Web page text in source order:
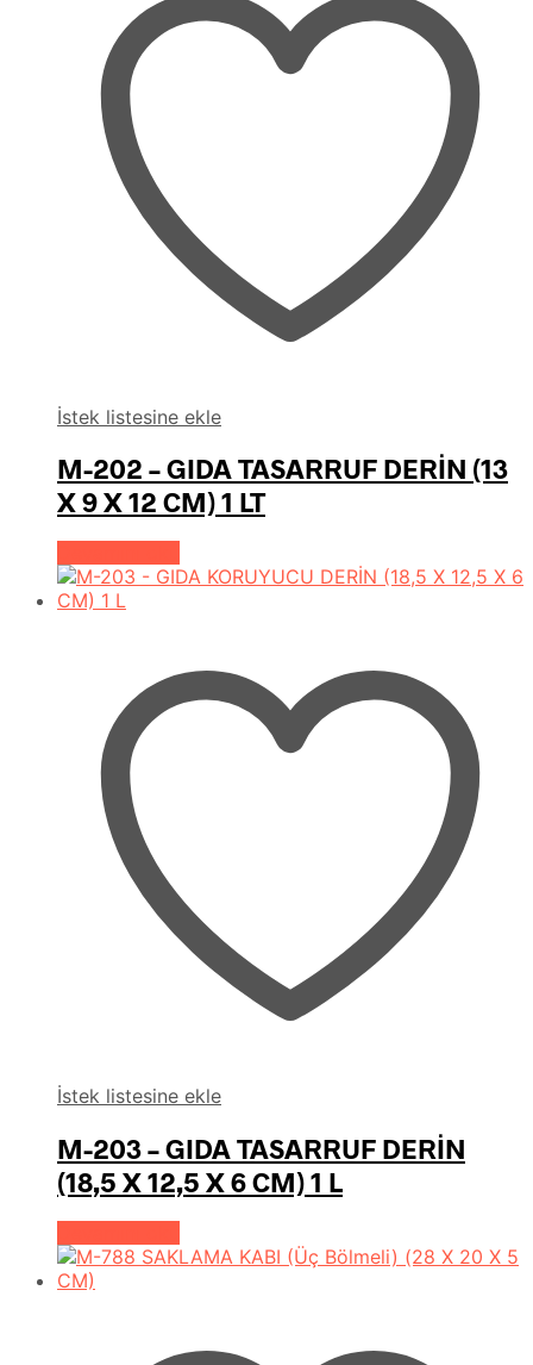
İstek listesine ekle
M-202 – GIDA TASARRUF DERİN (13
X 9 X 12 CM) 1 LT
İstek listesine ekle
M-203 – GIDA TASARRUF DERİN
(18,5 X 12,5 X 6 CM) 1 L